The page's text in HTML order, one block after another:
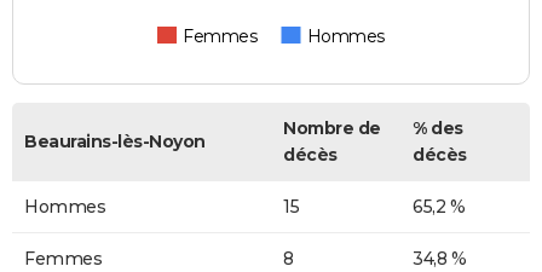
Femmes Hommes
Beaurains-lès-Noyon
Nombre de
décès
% des
décès
Hommes 15 65,2 %
Femmes 8 34,8 %